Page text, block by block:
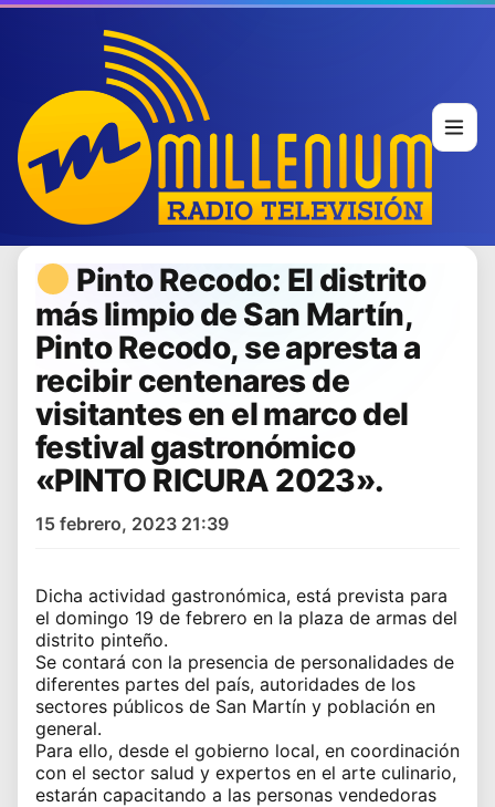
Pinto Recodo: El distrito
más limpio de San Martín,
Pinto Recodo, se apresta a
recibir centenares de
visitantes en el marco del
festival gastronómico
«PINTO RICURA 2023».
15 febrero, 2023 21:39
Dicha actividad gastronómica, está prevista para
el domingo 19 de febrero en la plaza de armas del
distrito pinteño.
Se contará con la presencia de personalidades de
diferentes partes del país, autoridades de los
sectores públicos de San Martín y población en
general.
Para ello, desde el gobierno local, en coordinación
con el sector salud y expertos en el arte culinario,
estarán capacitando a las personas vendedoras